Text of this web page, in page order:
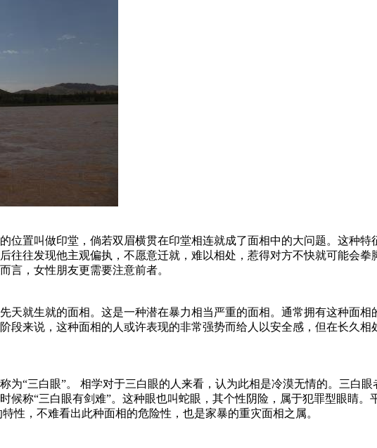
位置叫做印堂，倘若双眉横贯在印堂相连就成了面相中的大问题。这种
往往发现他主观偏执，不愿意迁就，难以相处，惹得对方不快就可能会
言，女性朋友更需要注意前者。
天就生就的面相。这是一种潜在暴力相当严重的面相。通常拥有这种面
段来说，这种面相的人或许表现的非常强势而给人以安全感，但在长久
“三白眼”。 相学对于三白眼的人来看，认为此相是冷漠无情的。三白
候称“三白眼有剑难”。这种眼也叫蛇眼，其个性阴险，属于犯罪型眼睛
性，不难看出此种面相的危险性，也是家暴的重灾面相之属。